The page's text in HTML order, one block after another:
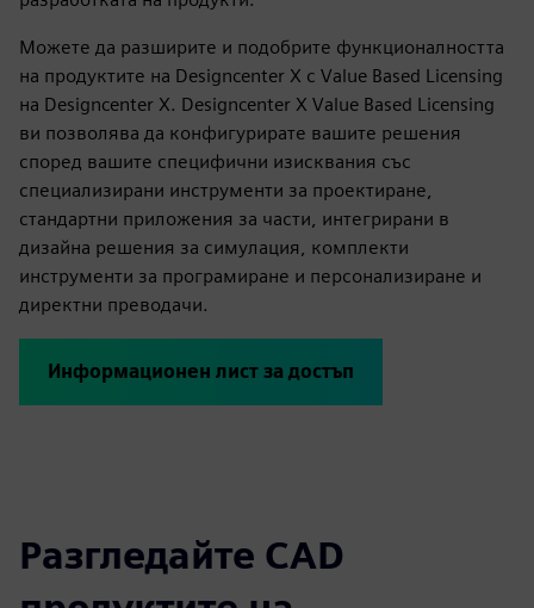
Можете да разширите и подобрите функционалността
на продуктите на Designcenter X с Value Based Licensing
на Designcenter X. Designcenter X Value Based Licensing
ви позволява да конфигурирате вашите решения
според вашите специфични изисквания със
специализирани инструменти за проектиране,
стандартни приложения за части, интегрирани в
дизайна решения за симулация, комплекти
инструменти за програмиране и персонализиране и
директни преводачи.
Информационен лист за достъп
Разгледайте CAD